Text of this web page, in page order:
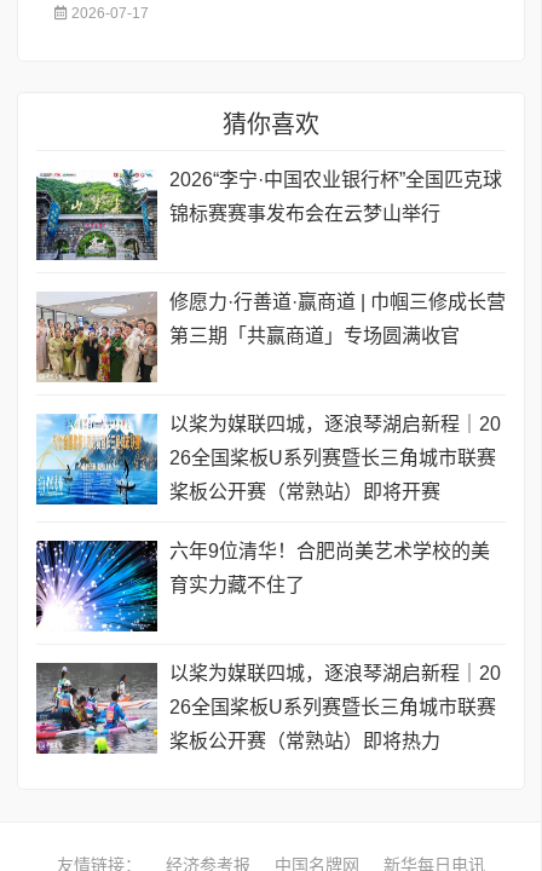
2026-07-17
猜你喜欢
2026“李宁·中国农业银行杯”全国匹克球
锦标赛赛事发布会在云梦山举行
修愿力·行善道·赢商道 | 巾帼三修成长营
第三期「共赢商道」专场圆满收官
以桨为媒联四城，逐浪琴湖启新程｜20
26全国桨板U系列赛暨长三角城市联赛
桨板公开赛（常熟站）即将开赛
六年9位清华！合肥尚美艺术学校的美
育实力藏不住了
以桨为媒联四城，逐浪琴湖启新程｜20
26全国桨板U系列赛暨长三角城市联赛
桨板公开赛（常熟站）即将热力
友情链接： 经济参考报 中国名牌网 新华每日电讯